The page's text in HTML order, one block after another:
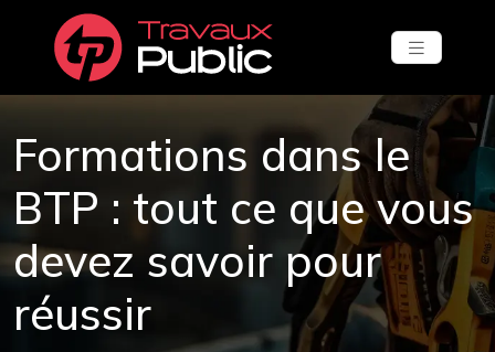
Formations dans le
BTP : tout ce que vous
devez savoir pour
réussir